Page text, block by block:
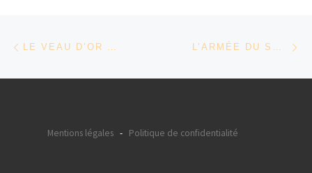
Parcourir les articles
LE VEAU D’OR D’HASSAN LEGZOULI L’ARMÉE DU SALUT DE ABDELLAH TAÏA
Mentions légales- Politique de confidentialité